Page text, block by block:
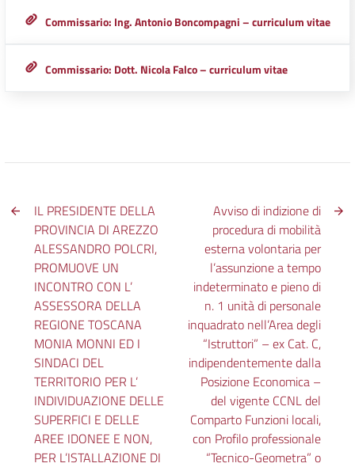
Commissario: Ing. Antonio Boncompagni – curriculum vitae
Commissario: Dott. Nicola Falco – curriculum vitae
IL PRESIDENTE DELLA
PROVINCIA DI AREZZO
ALESSANDRO POLCRI,
PROMUOVE UN
INCONTRO CON L’
ASSESSORA DELLA
REGIONE TOSCANA
MONIA MONNI ED I
SINDACI DEL
TERRITORIO PER L’
INDIVIDUAZIONE DELLE
SUPERFICI E DELLE
AREE IDONEE E NON,
PER L’ISTALLAZIONE DI
Avviso di indizione di
procedura di mobilità
esterna volontaria per
l’assunzione a tempo
indeterminato e pieno di
n. 1 unità di personale
inquadrato nell’Area degli
“Istruttori” – ex Cat. C,
indipendentemente dalla
Posizione Economica –
del vigente CCNL del
Comparto Funzioni locali,
con Profilo professionale
“Tecnico-Geometra” o